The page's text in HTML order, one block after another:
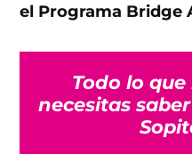
el Programa Bridge
Todo lo
necesitas